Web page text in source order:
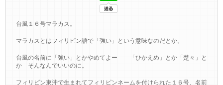
台風１６号マラカス。
マラカスとはフィリピン語で「強い」という意味なのだとか。
台風の名前に「強い」とかやめてよー 「ひかえめ」とか「楚々」と
か そんなんでいいのに。
フィリピン東沖で生まれてフィリピンネームを付けられた１６号、名前